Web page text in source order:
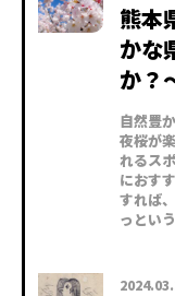
熊本
かな
か？
自然豊
夜桜が
れるス
におす
すれば
っとい